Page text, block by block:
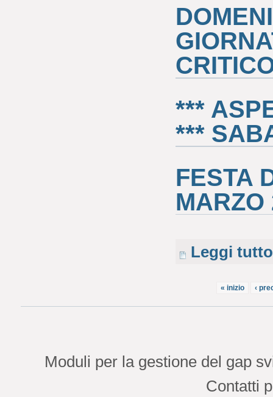
***
***
FESTA
MARZO
Leggi tutto
« inizio ‹
Moduli per la gestione del gap
Contatti